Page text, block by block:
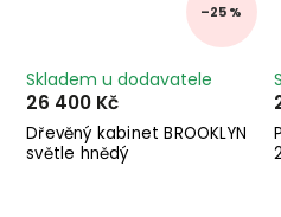
–25 %
Dřevěný kabinet BROOKLYN
světle hnědý
Skladem u dodavatele
26 400 Kč